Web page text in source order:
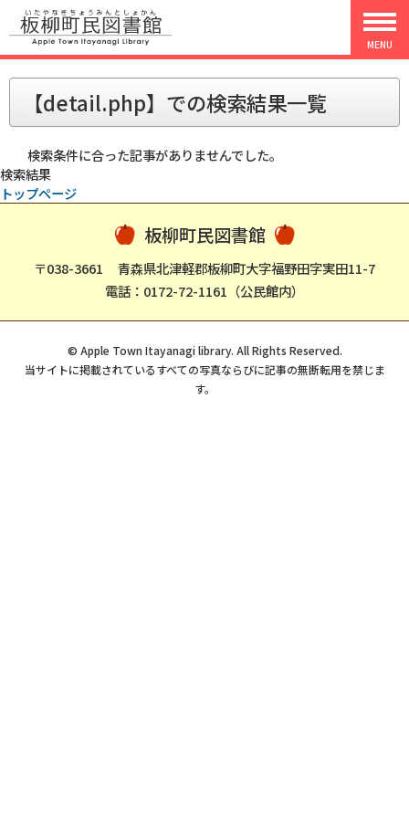
MENU
【detail.php】での検索結果一覧
検索条件に合った記事がありませんでした。
検索結果
トップページ
板柳町民図書館
〒038-3661
青森県北津軽郡板柳町大字福野田字実田11-7
電話：0172-72-1161（公民館内）
© Apple Town Itayanagi library. All Rights Reserved.
当サイトに掲載されているすべての写真ならびに記事の無断転用を禁じま
す。